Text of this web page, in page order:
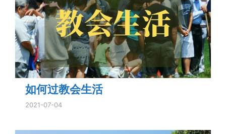
如何过教会生活
2021-07-04